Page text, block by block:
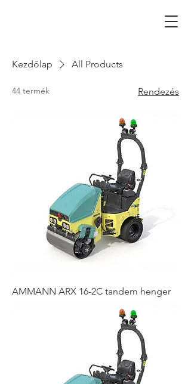
Kezdőlap All Products
44 termék Rendezés
AMMANN ARX 16-2C tandem henger